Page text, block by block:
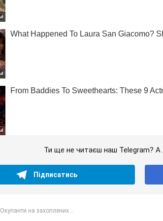
Ти ще не читаєш наш Telegram? А
Підписатись
Окупанти на захоплених...